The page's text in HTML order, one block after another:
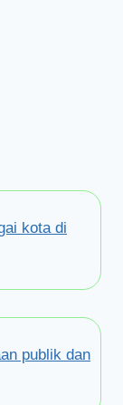
kota di
publik dan